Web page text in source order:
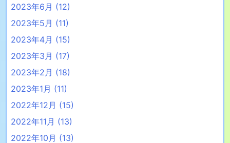
2023年6月 (12)
2023年5月 (11)
2023年4月 (15)
2023年3月 (17)
2023年2月 (18)
2023年1月 (11)
2022年12月 (15)
2022年11月 (13)
2022年10月 (13)